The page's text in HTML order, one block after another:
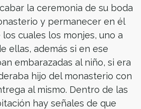
la ceremonia de su boda
y permanecer en él
cuales los monjes, uno a
ellas, además si en ese
embarazadas al niño, si era
hijo del monasterio con
al mismo. Dentro de las
hay señales de que